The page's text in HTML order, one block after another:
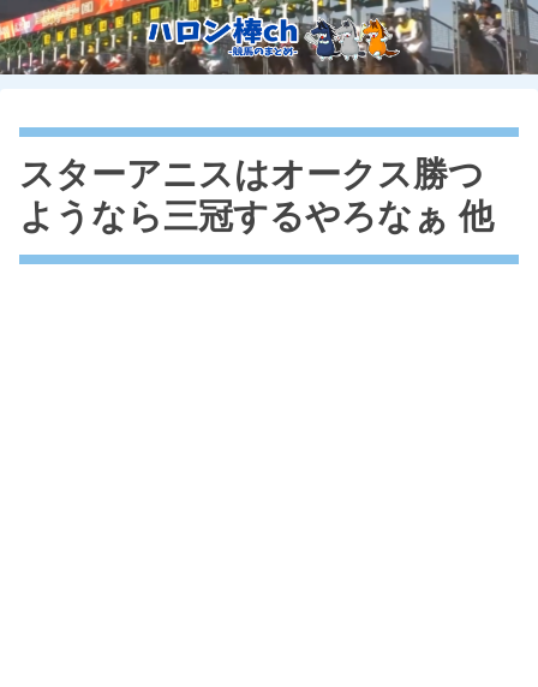
スターアニスはオークス勝つ
ようなら三冠するやろなぁ 他